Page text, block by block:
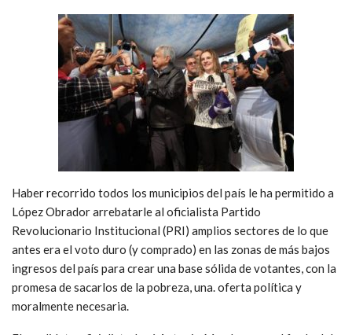
Haber recorrido todos los municipios del país le ha permitido a
López Obrador arrebatarle al oficialista Partido
Revolucionario Institucional (PRI) amplios sectores de lo que
antes era el voto duro (y comprado) en las zonas de más bajos
ingresos del país para crear una base sólida de votantes, con la
promesa de sacarlos de la pobreza, una. oferta política y
moralmente necesaria.